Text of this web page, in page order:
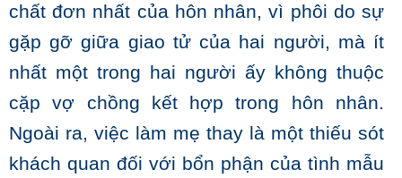
chất đơn nhất của hôn nhân, vì phôi do sự
gặp gỡ giữa giao tử của hai người, mà ít
nhất một trong hai người ấy không thuộc
cặp vợ chồng kết hợp trong hôn nhân.
Ngoài ra, việc làm mẹ thay là một thiếu sót
khách quan đối với bổn phận của tình mẫu